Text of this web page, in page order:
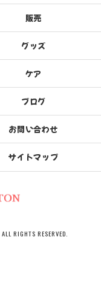
販売
グッズ
ケア
ブログ
お問い合わせ
サイトマップ
RIGHTS RESERVED.